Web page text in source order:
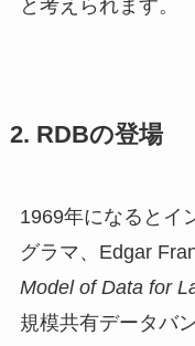
と考えられます。
2. RDBの登場
1969年になるとイ
グラマ、Edgar
Model of Data for
規模共有データバ